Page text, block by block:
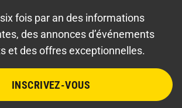
fois par an des informations
des annonces d’événements
et des offres exceptionnelles.
INSCRIVEZ-VOUS